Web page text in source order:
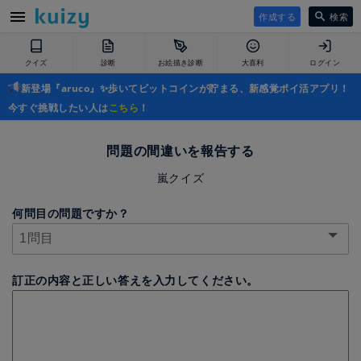
作成する 検索
クイズ 診断 お絵描き診断 大喜利 ログイン
新登場『aruco』✨歩いてビットコインが貯まる、新感覚ポイ活アプリ！
今すぐ挑戦したい人はこちら ！
問題の間違いを報告する
嵐クイズ
何問目の問題ですか？
訂正の内容と正しい答えを入力してください。